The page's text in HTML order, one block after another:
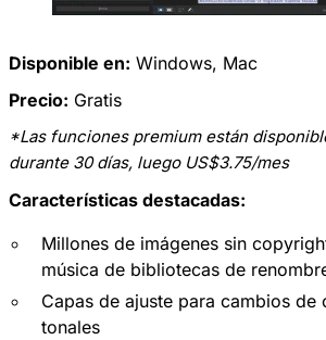
Disponible en: Windows, Mac
Precio: Gratis
*Las funciones premium están
durante 30 días, luego US$3.75/mes
Características destacadas:
Millones de imágenes sin
música de bibliotecas de
Capas de ajuste para cambios de
tonales